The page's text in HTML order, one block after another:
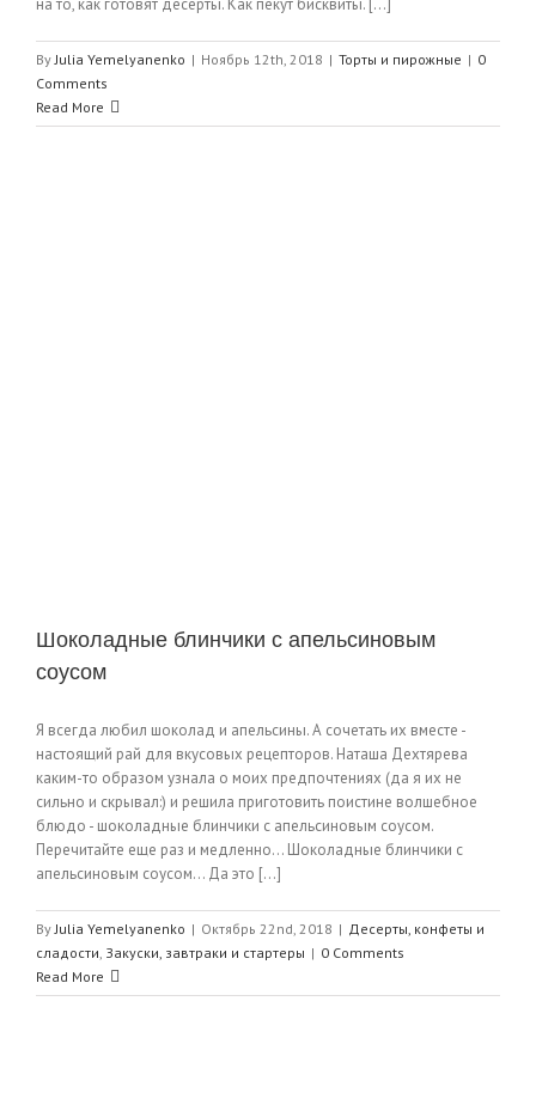
на то, как готовят десерты. Как пекут бисквиты. [...]
ByJulia Yemelyanenko | Ноябрь 12th, 2018 | Торты и пирожные | 0
Comments
Read More
Шоколадные блинчики с апельсиновым
соусом
Я всегда любил шоколад и апельсины. А сочетать их вместе -
настоящий рай для вкусовых рецепторов. Наташа Дехтярева
каким-то образом узнала о моих предпочтениях (да я их не
сильно и скрывал:) и решила приготовить поистине волшебное
блюдо - шоколадные блинчики с апельсиновым соусом.
Перечитайте еще раз и медленно… Шоколадные блинчики с
апельсиновым соусом… Да это [...]
ByJulia Yemelyanenko | Октябрь 22nd, 2018 | Десерты, конфеты и
сладости, Закуски, завтраки и стартеры | 0 Comments
Read More